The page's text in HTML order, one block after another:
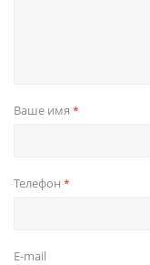
Ваше имя *
Телефон *
E-mail